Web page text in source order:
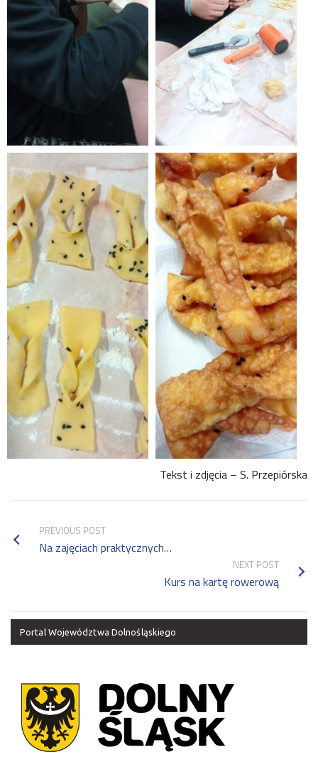
Tekst i zdjęcia – S. Przepiórska
PREVIOUS POST
Na zajęciach praktycznych…
NEXT POST
Kurs na kartę rowerową
Portal Województwa Dolnośląskiego